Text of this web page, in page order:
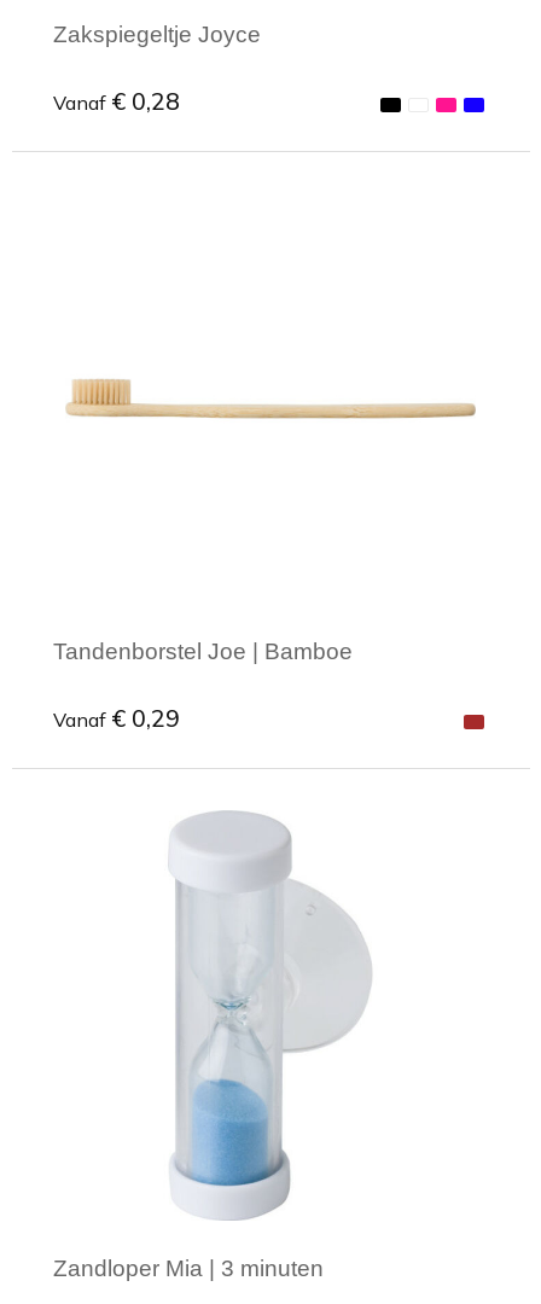
Zakspiegeltje Joyce
Vanaf € 0,28
Tandenborstel Joe | Bamboe
Vanaf € 0,29
Minimale afname: 1
Zandloper Mia | 3 minuten